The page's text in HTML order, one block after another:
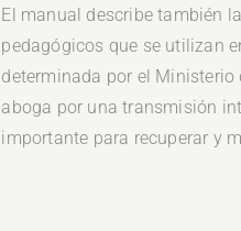
El manual describe también
pedagógicos que se utilizan
determinada por el Ministerio
aboga por una transmisión
importante para recuperar y